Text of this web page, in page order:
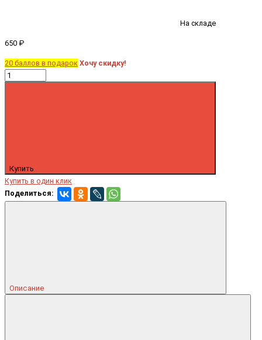
На складе
650 ₽
20 баллов в подарок Хочу скидку!
Купить
Купить в один клик
Поделиться:
Описание